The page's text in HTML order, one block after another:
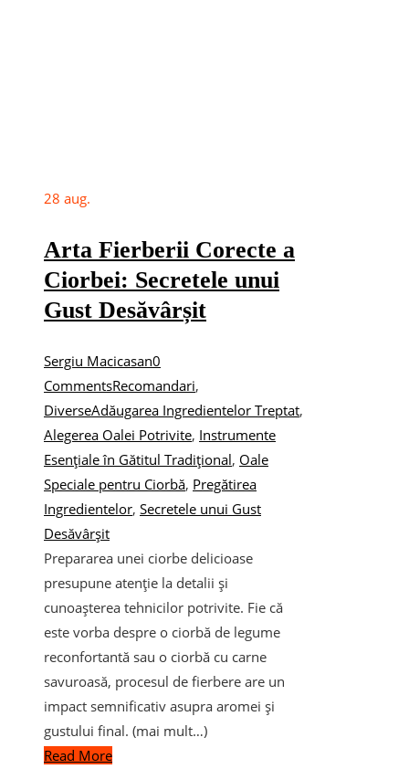
28 aug.
Arta Fierberii Corecte a
Ciorbei: Secretele unui
Gust Desăvârșit
Sergiu Macicasan0
CommentsRecomandari,
DiverseAdăugarea Ingredientelor Treptat,
Alegerea Oalei Potrivite, Instrumente
Esențiale în Gătitul Tradițional, Oale
Speciale pentru Ciorbă, Pregătirea
Ingredientelor, Secretele unui Gust
Desăvârșit
Prepararea unei ciorbe delicioase
presupune atenție la detalii și
cunoașterea tehnicilor potrivite. Fie că
este vorba despre o ciorbă de legume
reconfortantă sau o ciorbă cu carne
savuroasă, procesul de fierbere are un
impact semnificativ asupra aromei și
gustului final. (mai mult…)
Read More